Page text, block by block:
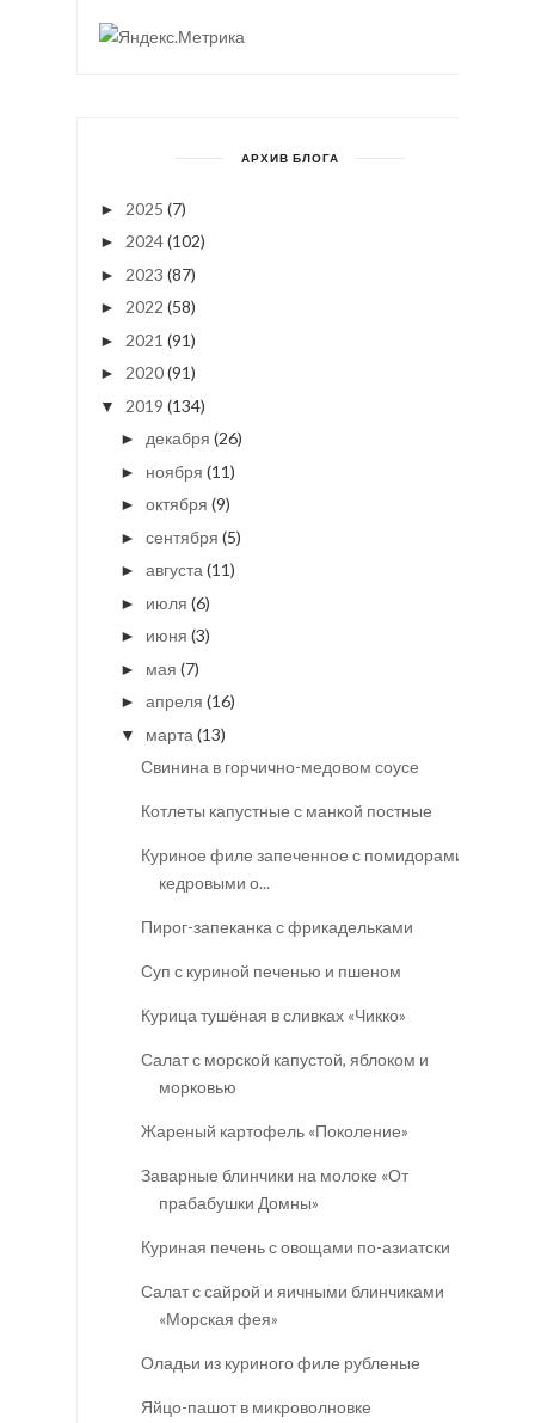
АРХИВ БЛОГА
► 2025 (7)
► 2024(102)
► 2023 (87)
► 2022 (58)
► 2021 (91)
► 2020(91)
▼ 2019 (134)
► декабря (26)
► ноября (11)
► октября (9)
► сентября (5)
► августа (11)
► июля (6)
► июня (3)
► мая (7)
► апреля (16)
▼ марта (13)
Свинина в горчично-медовом соусе
Котлеты капустные с манкой постные
Куриное филе запеченное с помидорами и
кедровыми о...
Пирог-запеканка с фрикадельками
Суп с куриной печенью и пшеном
Курица тушёная в сливках «Чикко»
Салат с морской капустой, яблоком и
морковью
Жареный картофель «Поколение»
Заварные блинчики на молоке «От
прабабушки Домны»
Куриная печень с овощами по-азиатски
Салат с сайрой и яичными блинчиками
«Морская фея»
Оладьи из куриного филе рубленые
Яйцо-пашот в микроволновке